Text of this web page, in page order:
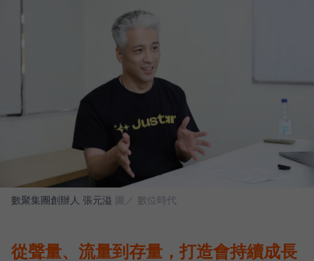
數聚集團創辦人 張元溢 圖／ 數位時代
從聲量、流量到存量，打造會持續成長